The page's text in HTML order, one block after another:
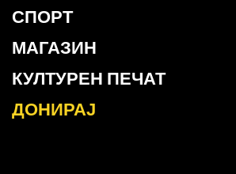
СПОРТ
МАГАЗИН
КУЛТУРЕН ПЕЧАТ
ДОНИРАЈ